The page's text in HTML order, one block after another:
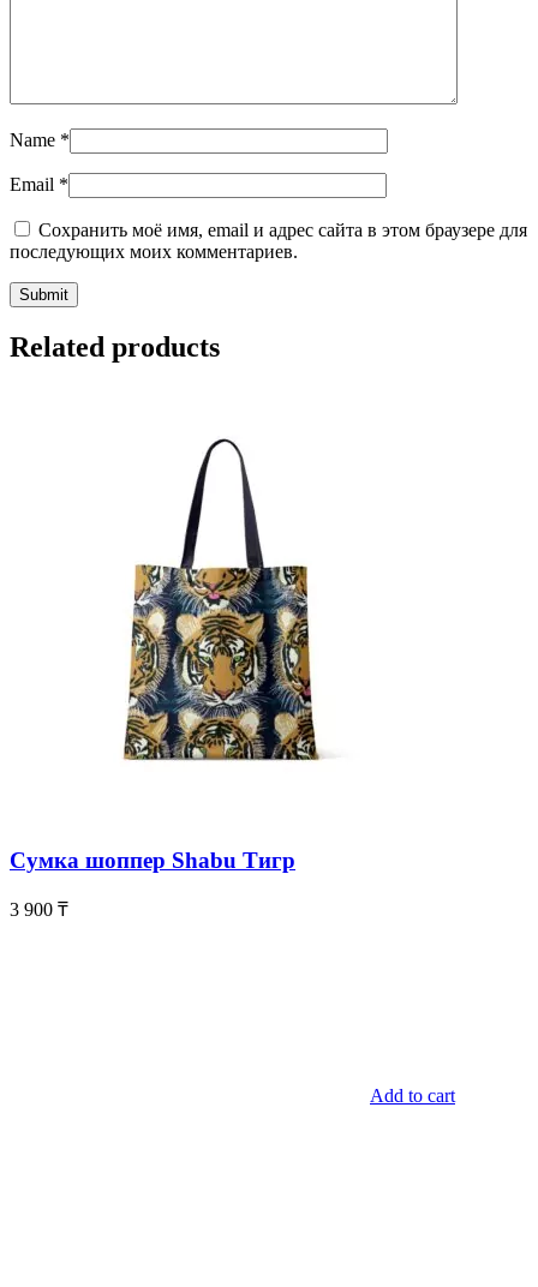
Name *
Email *
Сохранить моё имя, email и адрес сайта в этом браузере для
последующих моих комментариев.
Related products
Сумка шоппер Shabu Тигр
3 900 ₸
Add to cart